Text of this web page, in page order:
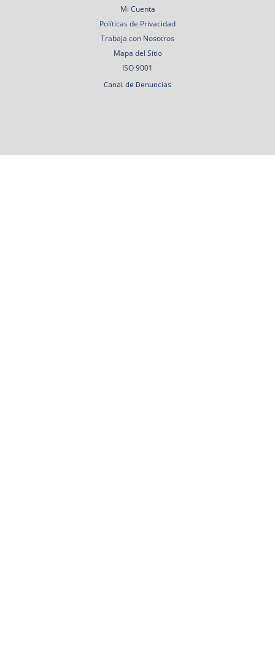
Mi Cuenta
Políticas de Privacidad
Trabaja con Nosotros
Mapa del Sitio
ISO 9001
Canal de Denuncias